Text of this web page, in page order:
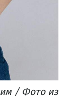
/ Фото из